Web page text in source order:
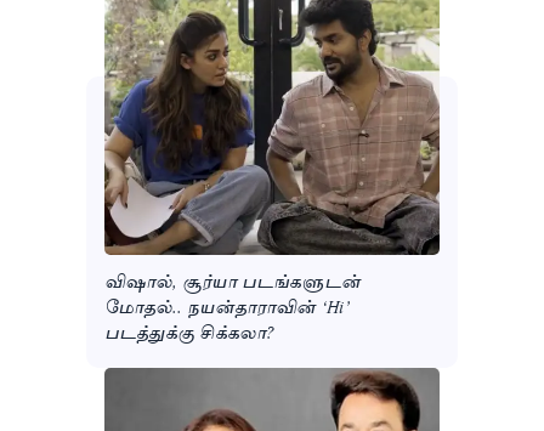
விஷால், சூர்யா படங்களுடன்
மோதல்.. நயன்தாராவின் ‘Hi’
படத்துக்கு சிக்கலா?